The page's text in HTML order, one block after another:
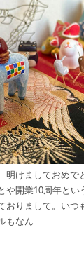
明けましておめで
や開業10周年と
おりまして。いつ
もなん...